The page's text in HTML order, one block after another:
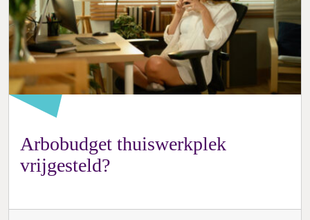
Arbobudget thuiswerkplek
vrijgesteld?